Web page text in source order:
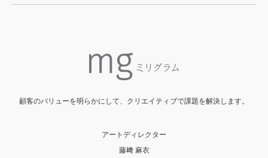
顧客のバリューを明らかにして、クリエイティブで課題を解決します。
アートディレクター
藤﨑 麻衣